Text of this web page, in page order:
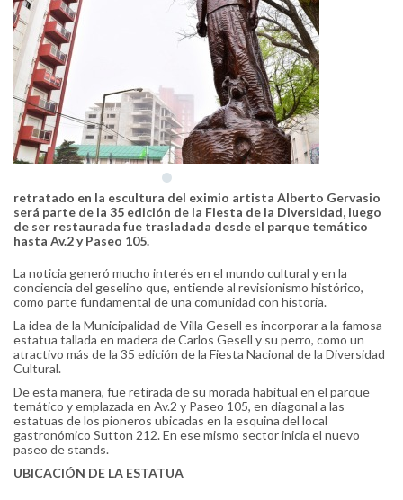
retratado en la escultura del eximio artista Alberto Gervasio
será parte de la 35 edición de la Fiesta de la Diversidad, luego
de ser restaurada fue trasladada desde el parque temático
hasta Av.2 y Paseo 105.
La noticia generó mucho interés en el mundo cultural y en la
conciencia del geselino que, entiende al revisionismo histórico,
como parte fundamental de una comunidad con historia.
La idea de la Municipalidad de Villa Gesell es incorporar a la famosa
estatua tallada en madera de Carlos Gesell y su perro, como un
atractivo más de la 35 edición de la Fiesta Nacional de la Diversidad
Cultural.
De esta manera, fue retirada de su morada habitual en el parque
temático y emplazada en Av.2 y Paseo 105, en diagonal a las
estatuas de los pioneros ubicadas en la esquina del local
gastronómico Sutton 212. En ese mismo sector inicia el nuevo
paseo de stands.
UBICACIÓN DE LA ESTATUA